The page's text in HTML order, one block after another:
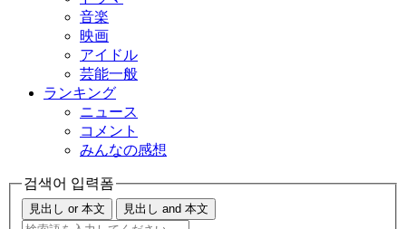
音楽
映画
アイドル
芸能一般
ランキング
ニュース
コメント
みんなの感想
검색어 입력폼
見出し or 本文 見出し and 本文